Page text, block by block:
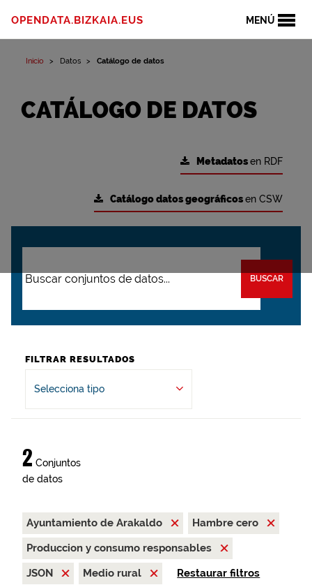
MENÚ
OPENDATA.BIZKAIA.EUS
Inicio Datos Catálogo de datos
CATÁLOGO DE DATOS
Metadatosen RDF
Catálogo datos geográficosen CSW
BUSCAR
FILTRAR RESULTADOS
Selecciona tipo
2 Conjuntos
de datos
Ayuntamiento de Arakaldo
Hambre cero
Produccion y consumo responsables
JSON
Medio rural Restaurar filtros